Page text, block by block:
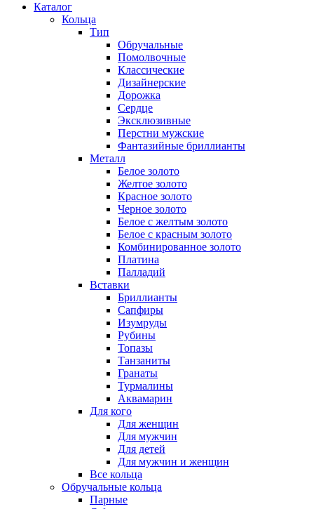
Каталог
Кольца
Тип
Обручальные
Помолвочные
Классические
Дизайнерские
Дорожка
Сердце
Эксклюзивные
Перстни мужские
Фантазийные бриллианты
Металл
Белое золото
Желтое золото
Красное золото
Черное золото
Белое с желтым золото
Белое с красным золото
Комбинированное золото
Платина
Палладий
Вставки
Бриллианты
Сапфиры
Изумруды
Рубины
Топазы
Танзаниты
Гранаты
Турмалины
Аквамарин
Для кого
Для женщин
Для мужчин
Для детей
Для мужчин и женщин
Все кольца
Обручальные кольца
Парные